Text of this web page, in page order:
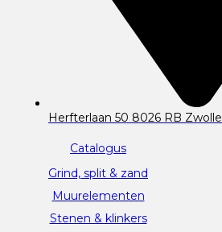
Herfterlaan 50 8026 RB Zwolle
Catalogus
Grind, split & zand
Muurelementen
Stenen & klinkers